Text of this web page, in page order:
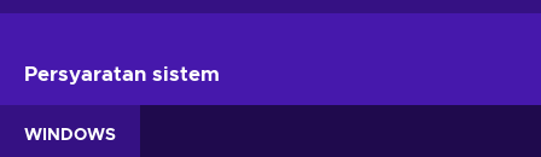
Persyaratan sistem
WINDOWS